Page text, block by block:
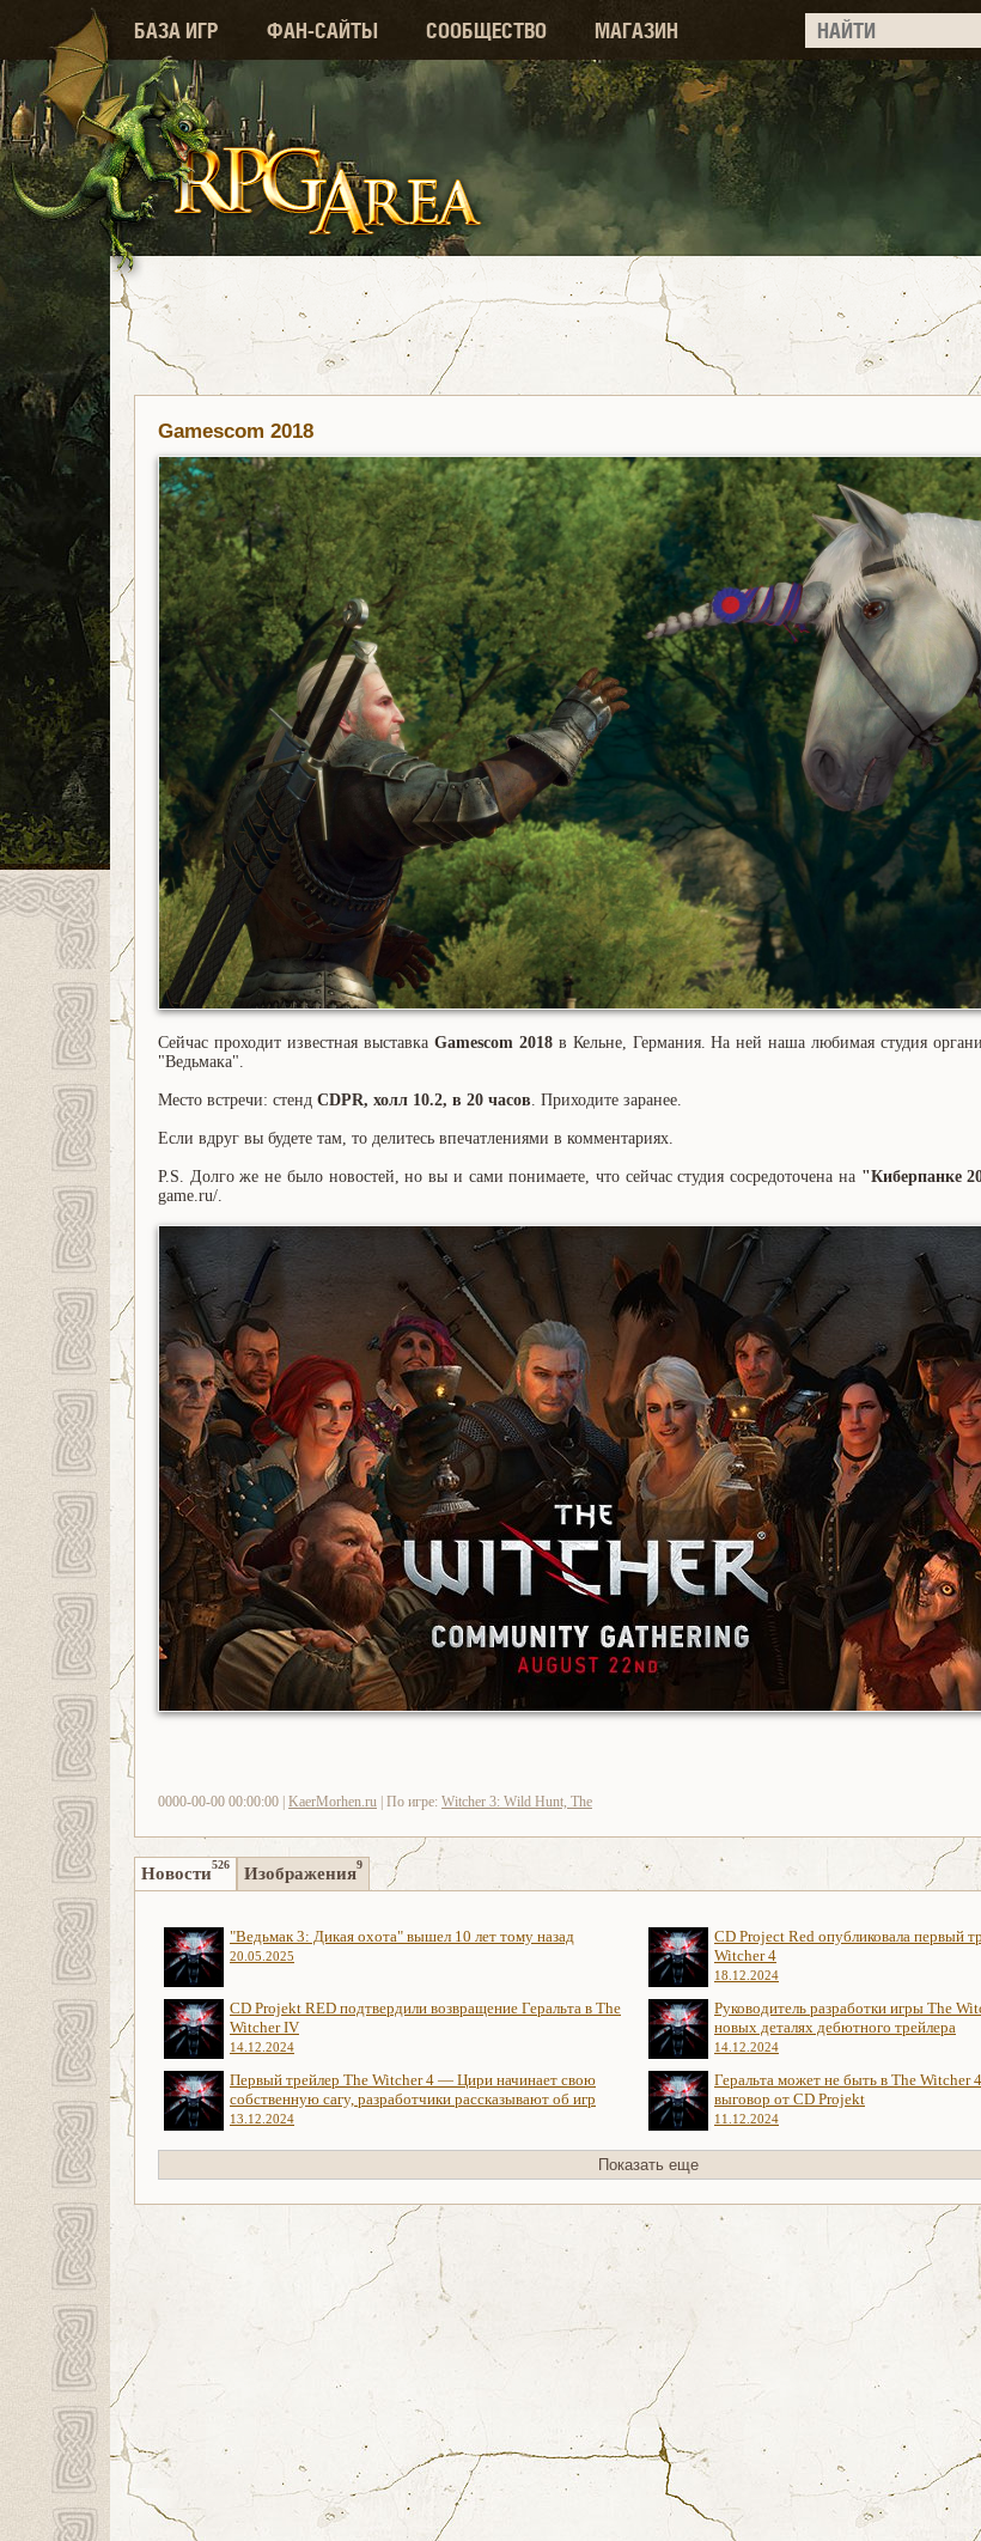
БАЗА ИГР ФАН-САЙТЫ СООБЩЕСТВО МАГАЗИН
Gamescom 2018
Сейчас проходит известная выставка Gamescom 2018в Кельне, Германия. На ней наша любимая студия
"Ведьмака".
Место встречи: стенд CDPR, холл 10.2, в 20 часов. Приходите заранее.
Если вдруг вы будете там, то делитесь впечатлениями в комментариях.
P.S. Долго же не было новостей, но вы и сами понимаете, что сейчас студия сосредоточена на "Киберпанке
game.ru/.
0000-00-00 00:00:00 | KaerMorhen.ru | По игре: Witcher 3: Wild Hunt, The
Новости526 Изображения9
"Ведьмак 3: Дикая охота" вышел 10 лет тому назад
20.05.2025
CD Project Red опубликовала первый
Witcher 4
18.12.2024
CD Projekt RED подтвердили возвращение Геральта в The
Witcher IV
14.12.2024
Руководитель разработки игры The
новых деталях дебютного трейлера
14.12.2024
Первый трейлер The Witcher 4 — Цири начинает свою
собственную сагу, разработчики рассказывают об игр
13.12.2024
Геральта может не быть в The Witcher
выговор от CD Projekt
11.12.2024
Показать еще